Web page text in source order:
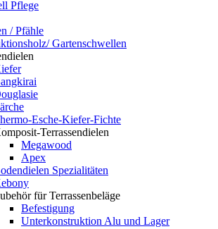
Pflege
/ Pfähle
Gartenschwellen
Esche-Kiefer-Fichte
Terrassendielen
Megawood
Apex
Spezialitäten
für Terrassenbeläge
Befestigung
Unterkonstruktion Alu und Lager